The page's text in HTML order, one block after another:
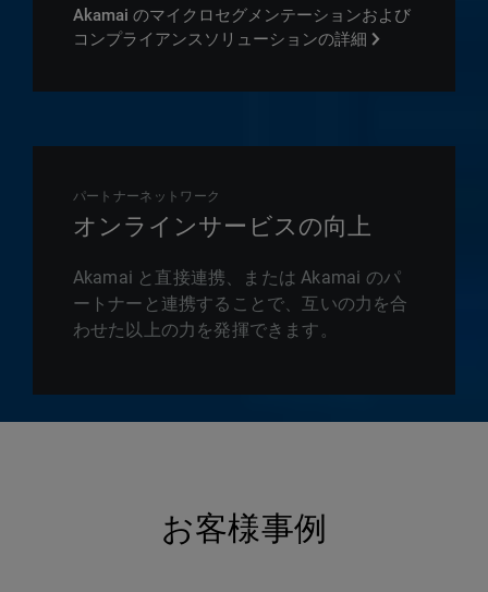
Akamai のマイクロセグメンテーションおよび
コンプライアンスソリューションの詳細
パートナーネットワーク
オンラインサービスの向上
Akamai と直接連携、または Akamai のパ
ートナーと連携することで、互いの力を合
わせた以上の力を発揮できます。
お客様事例